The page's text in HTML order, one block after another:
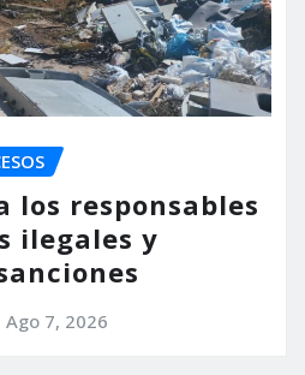
los responsables
ilegales y
Ago 7, 2026